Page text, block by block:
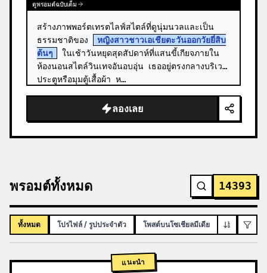
ดูพรอมต์ฉบับเต็ม
สร้างภาพพอร์ตเทรตไลฟ์สไตล์ที่ดูนุ่มนวลและเป็น
ธรรมชาติของ
หญิงสาวชาวเอเชียตะวันออกวัยยี่สิบ
ต้นๆ
ในเช้าวันหยุดสุดสัปดาห์ที่แสนขี้เกียจภายใน
ห้องนอนสไตล์วินเทจอันอบอุ่น เธออยู่ตรงกลางบริเวณ
ประตูหรือมุมตู้เสื้อผ้า ห…
ลองเลย
พรอมต์ทั้งหมด 14393
ทั้งหมด โปรไฟล์ / รูปประจำตัว โพสต์บนโซเชียลมีเดีย อินโฟกราฟิก
แนะนำ